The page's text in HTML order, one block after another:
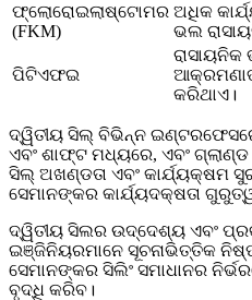
ଫ୍ଲୋରୋଇଲାଷ୍ଟୋମର
(FKM)
ଅଧିକ
ଭଲ
ପିଟିଏଫଇ
ରାସାୟନିକ
କରିଥାଏ।
ଦ୍ୱିତୀୟ ସିଲ୍ ବିଭିନ୍ନ
ଏବଂ ଶାଫ୍ଟ ମଧ୍ୟରେ, ଏବଂ
ସିଲ୍ ଅଖଣ୍ଡତା ଏବଂ କାର୍ଯ୍ୟକ୍ଷମ
ସେମାନଙ୍କର କାର୍ଯ୍ୟଦକ୍ଷତା
ଦ୍ୱିତୀୟ ସିଲର ଉଦ୍ଦେଶ୍ୟ ଏବଂ
ଇଞ୍ଜିନିୟରମାନେ ସୂଚନାଭିତ୍ତିକ
ସେମାନଙ୍କର ସିଲିଂ ସମାଧାନର
ବୃଦ୍ଧି କରିବ।